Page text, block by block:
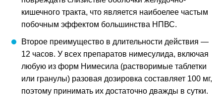
кишечного тракта, что является наибоелее частым
побочным эффектом большинства НПВС.
Второе преимущество в длительности действия —
12 часов. У всех препаратов нимесулида, включая
любую из форм Нимесила (растворимые таблетки
или гранулы) разовая дозировка составляет 100 мг,
поэтому принимать их достаточно дважды в сутки.